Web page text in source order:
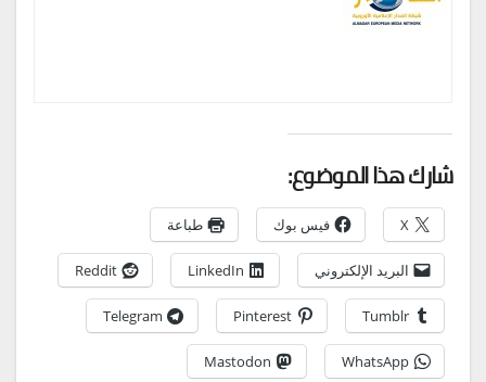
شارك هذا الموضوع:
X فيس بوك طباعة
البريد الإلكتروني LinkedIn
Reddit
Tumblr
Pinterest
Telegram
WhatsApp
Mastodon